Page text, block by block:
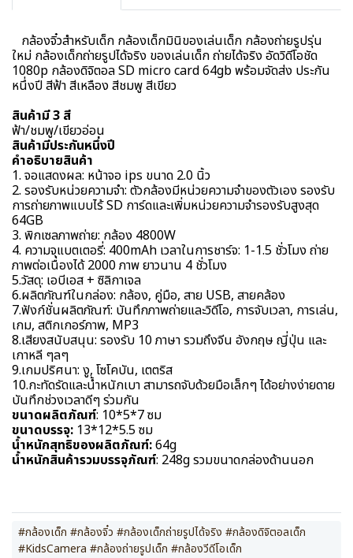
กล้องจิ๋วสำหรับเด็ก กล้องเด็กมินิของเล่นเด็ก กล้องถ่ายรูปรุ่น
ใหม่ กล้องเด็กถ่ายรูปได้จริง ของเล่นเด็ก ถ่ายได้จริง อัดวิดีโอชัด
1080p กล้องดิจิตอล SD micro card 64gb พร้อมจัดส่ง ประกัน
หนึ่งปี สีฟ้า สีเหลือง สีชมพู สีเขียว
สินค้ามี 3 สี
ฟ้า/ชมพู/เขียวอ่อน
สินค้ามีประกันหนึ่งปี
คำอธิบายสินค้า
1. จอแสดงผล: หน้าจอ ips ขนาด 2.0 นิ้ว
2. รองรับหน่วยความจำ: ตัวกล้องมีหน่วยความจำของตัวเอง รองรับ
การถ่ายภาพแบบไร้ SD การ์ดและเพิ่มหน่วยความจำรองรับสูงสุด
64GB
3. พิกเซลภาพถ่าย: กล้อง 4800W
4. ความจุแบตเตอรี่: 400mAh เวลาในการชาร์จ: 1-1.5 ชั่วโมง ถ่าย
ภาพต่อเนื่องได้ 2000 ภาพ ยาวนาน 4 ชั่วโมง
5.วัสดุ: เอบีเอส + ซิลิกาเจล
6.ผลิตภัณฑ์ในกล่อง: กล้อง, คู่มือ, สาย USB, สายคล้อง
7.ฟังก์ชั่นผลิตภัณฑ์: บันทึกภาพถ่ายและวิดีโอ, การจับเวลา, การเล่น,
เกม, สติกเกอร์ภาพ, MP3
8.เสียงสนับสนุน: รองรับ 10 ภาษา รวมถึงจีน อังกฤษ ญี่ปุ่น และ
เกาหลี ๆลๆ
9.เกมปริศนา: งู, โซโคบัน, เตตริส
10.กะทัดรัดและน้ำหนักเบา สามารถจับด้วยมือเล็กๆ ได้อย่างง่ายดาย
บันทึกช่วงเวลาดีๆ ร่วมกัน
ขนาดผลิตภัณฑ์: 10*5*7 ซม
ขนาดบรรจุ: 13*12*5.5 ซม
น้ำหนักสุทธิของผลิตภัณฑ์:64g
น้ำหนักสินค้ารวมบรรจุภัณฑ์: 248g รวมขนาดกล่องด้านนอก
#กล้องเด็ก #กล้องจิ๋ว #กล้องเด็กถ่ายรูปได้จริง #กล้องดิจิตอลเด็ก
#KidsCamera #กล้องถ่ายรูปเด็ก #กล้องวีดีโอเด็ก